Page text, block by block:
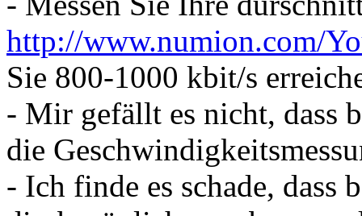
http://www.numion.com/
Sie 800-1000 kbit/s
- Mir gefällt es nicht, dass
die
- Ich finde es schade,